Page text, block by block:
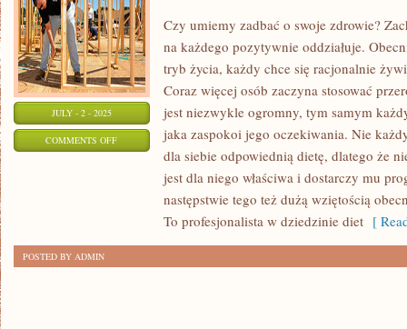
JULY - 2 - 2025
COMMENTS OFFON
PSYCHOLOGIA
Czy umiemy zadbać o swoje zdrowie?
na każdego pozytywnie oddziałuje.
tryb życia, każdy chce się racjonalnie
Coraz więcej osób zaczyna stosować
jest niezwykle ogromny, tym samym
jaka zaspokoi jego oczekiwania. Nie
dla siebie odpowiednią dietę, dlatego że
jest dla niego właściwa i dostarczy mu
następstwie tego też dużą wziętością
To profesjonalista w dziedzinie diet [
POSTED BY ADMIN